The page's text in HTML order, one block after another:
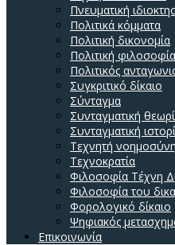
Πνευματική
Πολιτικά κόμματα
Πολιτική δικονομία
Πολιτική φιλοσοφία
Πολιτικός
Συγκριτικό δίκαιο
Σύνταγμα
Συνταγματική
Συνταγματική
Τεχνητή νοημοσύνη
Τεχνοκρατία
Φιλοσοφία Τέχνη
Φιλοσοφία του
Φορολογικό δίκαιο
Ψηφιακός
Επικοινωνία